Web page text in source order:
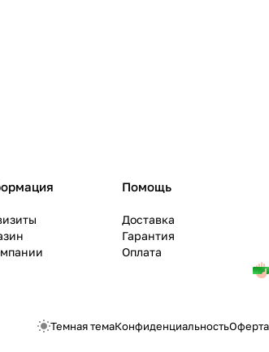
Помощь
Доставка
Гарантия
Оплата
Темная темаКонфиденциальностьОферта